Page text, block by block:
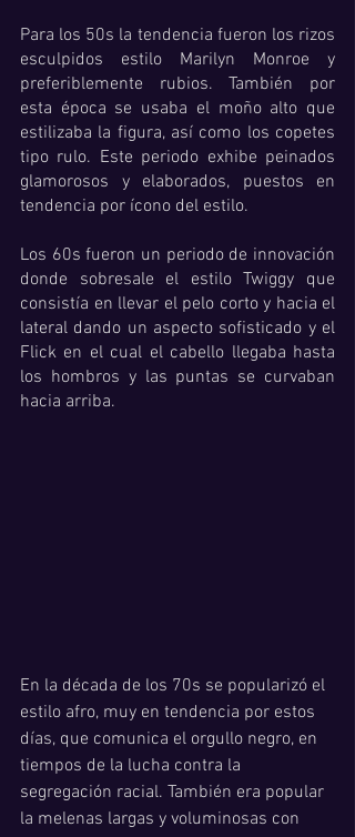
Para los 50s la tendencia fueron los rizos
esculpidos estilo Marilyn Monroe y
preferiblemente rubios. También por
esta época se usaba el moño alto que
estilizaba la figura, así como los copetes
tipo rulo. Este periodo exhibe peinados
glamorosos y elaborados, puestos en
tendencia por ícono del estilo.
Los 60s fueron un periodo de innovación
donde sobresale el estilo Twiggy que
consistía en llevar el pelo corto y hacia el
lateral dando un aspecto sofisticado y el
Flick en el cual el cabello llegaba hasta
los hombros y las puntas se curvaban
hacia arriba.
En la década de los 70s se popularizó el
estilo afro, muy en tendencia por estos
días, que comunica el orgullo negro, en
tiempos de la lucha contra la
segregación racial. También era popular
la melenas largas y voluminosas con